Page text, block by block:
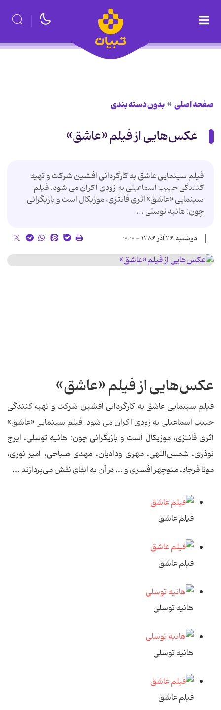
صفحه اصلی بدون دسته بندی
عكس‌هایی از فیلم «عاشق»
فیلم سینمایی عاشق به كارگردانی افشین شركت و تهیه
كنندگی حبیب اسماعیلی به زودی اكران می شود. فیلم
سینمایی «عاشق» اثری فانتزی، موزیكال است و بازیگرانی
چون: هانیه توسلی ...
دوشنبه ۲۶ آذر ۱۳۸۶ - ۰۰:۰۰
عكس‌هایی از فیلم «عاشق»
فیلم سینمایی عاشق به كارگردانی افشین شركت و تهیه كنندگی
حبیب اسماعیلی به زودی اكران می شود. فیلم سینمایی «عاشق»
اثری فانتزی، موزیكال است و بازیگرانی چون: هانیه توسلی، ایرج
نوذری، شمس‌اللهی، مهری ودادیان، مهدی صباحی، امیر نوری،
مونا فرجاد، منوچهر افسری و ... در آن به ایفای نقش می‌پردازند ...
فیلم عاشق
فیلم عاشق
هانیه توسلی
هانیه توسلی
فیلم عاشق